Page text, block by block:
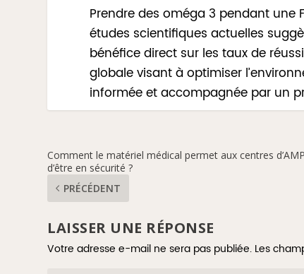
Prendre des oméga 3 pendant une
études scientifiques actuelles
bénéfice direct sur les taux de
globale visant à optimiser
informée et accompagnée par un
Comment le matériel médical permet aux centres d’AMP
d’être en sécurité ?
PRÉCÉDENT
LAISSER UNE RÉPONSE
Votre adresse e-mail ne sera pas publiée. Les